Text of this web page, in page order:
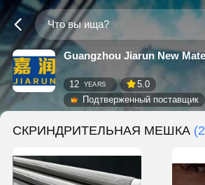
Guangzhou Jiarun New
12 YEARS
5.0
Подтверженный поставщик
СКРИНДРИТЕЛЬНАЯ МЕШКА